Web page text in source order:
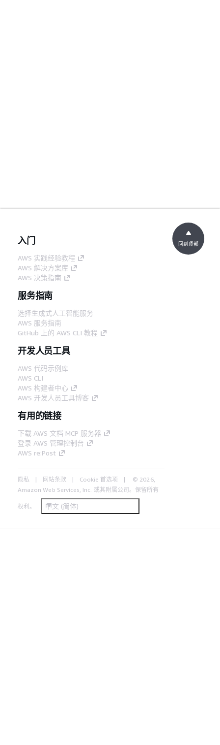
入门
AWS 实践经验教程
AWS 解决方案库
AWS 决策指南
服务指南
选择生成式人工智能服务
AWS 服务指南
GitHub 上的 AWS CLI 教程
开发人员工具
AWS 代码示例库
AWS CLI
AWS 构建者中心
AWS 开发人员工具博客
有用的链接
下载 AWS 文档 MCP 服务器
登录 AWS 管理控制台
AWS re:Post
隐私 网站条款 Cookie 首选项
© 2026,
Amazon Web Services, Inc. 或其附属公司。保留所有
权利。 中文 (简体)
回到顶部